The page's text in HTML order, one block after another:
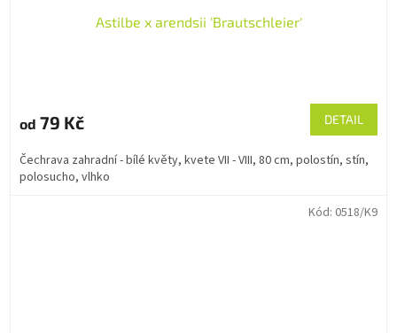
Astilbe x arendsii 'Brautschleier'
od 79 Kč DETAIL
Čechrava zahradní - bílé květy, kvete VII - VIII, 80 cm, polostín, stín,
polosucho, vlhko
Kód: 0518/K9